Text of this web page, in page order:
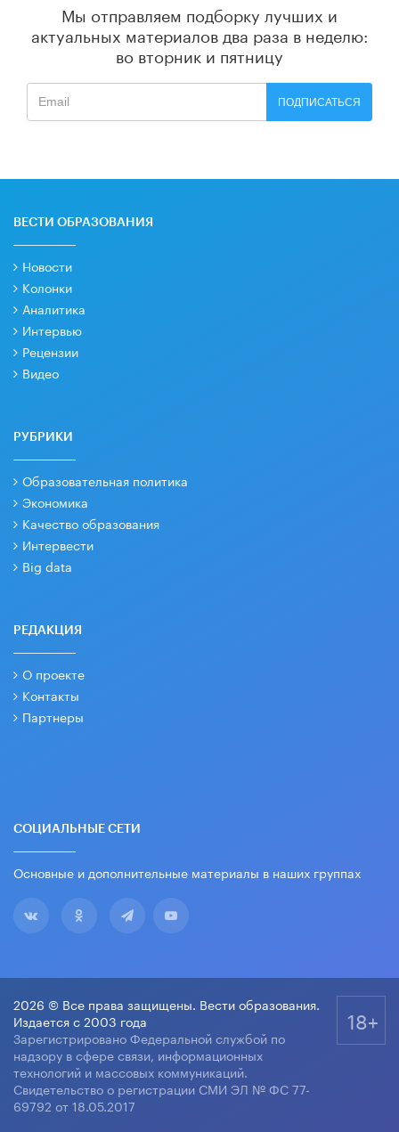
Мы отправляем подборку лучших и
актуальных материалов два раза в неделю:
во вторник и пятницу
ПОДПИСАТЬСЯ
ВЕСТИ ОБРАЗОВАНИЯ
Новости
Колонки
Аналитика
Интервью
Рецензии
Видео
РУБРИКИ
Образовательная политика
Экономика
Качество образования
Интервести
Big data
РЕДАКЦИЯ
О проекте
Контакты
Партнеры
СОЦИАЛЬНЫЕ СЕТИ
Основные и дополнительные материалы в наших группах
2026 © Все права защищены. Вести образования.
Издается с 2003 года
Зарегистрировано Федеральной службой по
надзору в сфере связи, информационных
технологий и массовых коммуникаций.
Свидетельство о регистрации СМИ ЭЛ № ФС 77-
69792 от 18.05.2017
18+